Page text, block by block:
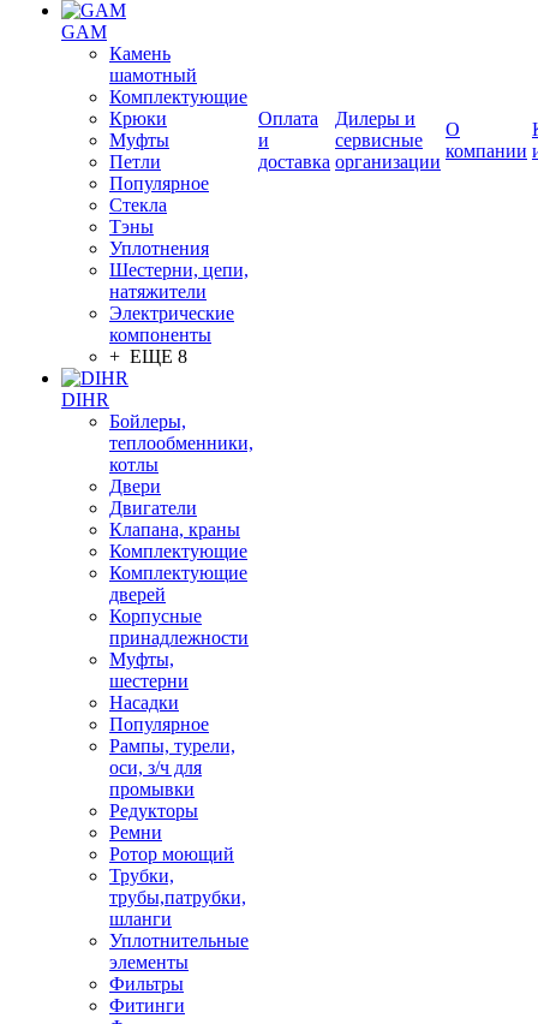
GAM
Камень
шамотный
Комплектующие
Крюки
Муфты
Петли
Популярное
Стекла
Тэны
Уплотнения
Шестерни, цепи,
натяжители
Электрические
компоненты
+ ЕЩЕ 8
DIHR
Бойлеры,
теплообменники,
котлы
Двери
Двигатели
Клапана, краны
Комплектующие
Комплектующие
дверей
Корпусные
принадлежности
Муфты,
шестерни
Насадки
Популярное
Рампы, турели,
оси, з/ч для
промывки
Редукторы
Ремни
Ротор моющий
Трубки,
трубы,патрубки,
шланги
Уплотнительные
элементы
Фильтры
Фитинги
Оплата
и
доставка
Дилеры и
сервисные
организации
О
компании